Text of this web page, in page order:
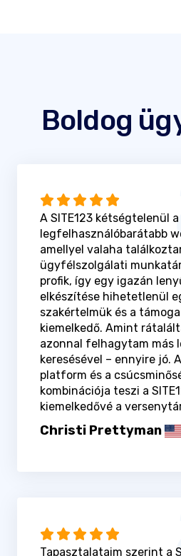
Boldog
A SITE123 kétségtelenül
legfelhasználóbarátabb
amellyel valaha
ügyfélszolgálati
profik, így egy igazán
elkészítése hihetetlenül
szakértelmük és a
kiemelkedő. Amint
azonnal felhagytam más
keresésével – ennyire jó.
platform és a
kombinációja teszi a
kiemelkedővé a
Christi Prettyman
Tapasztalataim szerint a